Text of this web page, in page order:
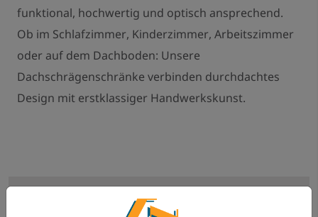
funktional, hochwertig und optisch ansprechend.
Ob im Schlafzimmer, Kinderzimmer, Arbeitszimmer
oder auf dem Dachboden: Unsere
Dachschrägenschränke verbinden durchdachtes
Design mit erstklassiger Handwerkskunst.